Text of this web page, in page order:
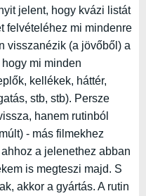
jelent, hogy kvázi listát
felvételéhez mi mindenre
visszanézik (a jövőből) a
mi minden
kellékek, háttér,
stb, stb). Persze
hanem rutinból
- más filmekhez
a jelenethez abban
is megteszi majd. S
akkor a gyártás. A rutin